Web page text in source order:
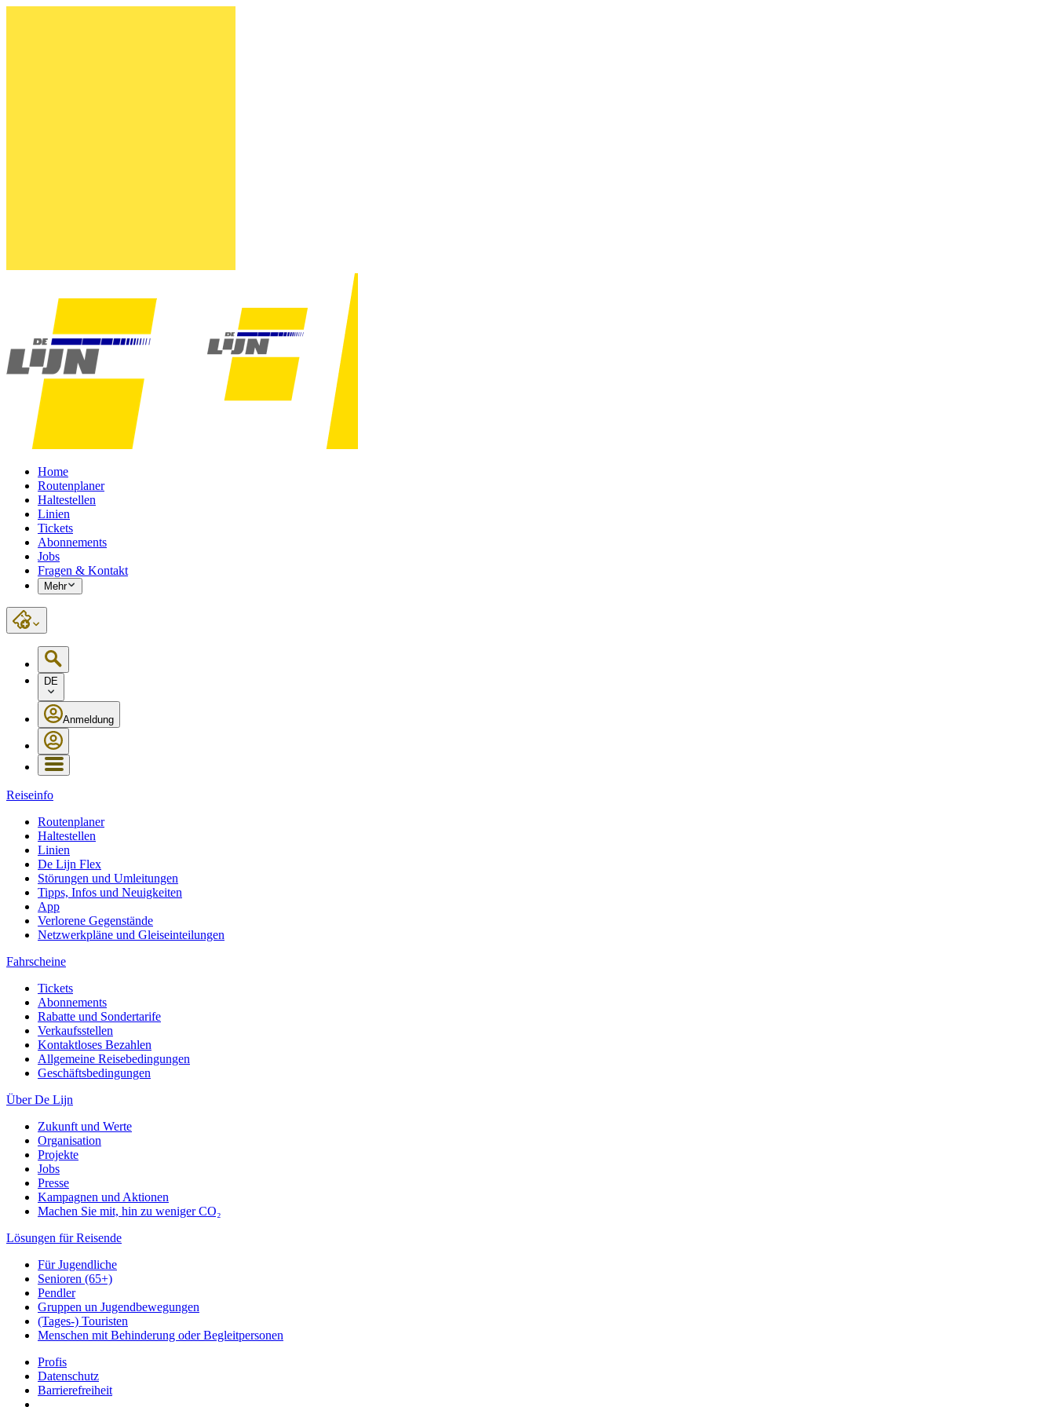
Home
Routenplaner
Haltestellen
Linien
Tickets
Abonnements
Jobs
Fragen & Kontakt
Mehr
DE
Anmeldung
Reiseinfo
Routenplaner
Haltestellen
Linien
De Lijn Flex
Störungen und Umleitungen
Tipps, Infos und Neuigkeiten
App
Verlorene Gegenstände
Netzwerkpläne und Gleiseinteilungen
Fahrscheine
Tickets
Abonnements
Rabatte und Sondertarife
Verkaufsstellen
Kontaktloses Bezahlen
Allgemeine Reisebedingungen
Geschäftsbedingungen
Über De Lijn
Zukunft und Werte
Organisation
Projekte
Jobs
Presse
Kampagnen und Aktionen
Machen Sie mit, hin zu weniger CO₂
Lösungen für Reisende
Für Jugendliche
Senioren (65+)
Pendler
Gruppen un Jugendbewegungen
(Tages-) Touristen
Menschen mit Behinderung oder Begleitpersonen
Profis
Datenschutz
Barrierefreiheit